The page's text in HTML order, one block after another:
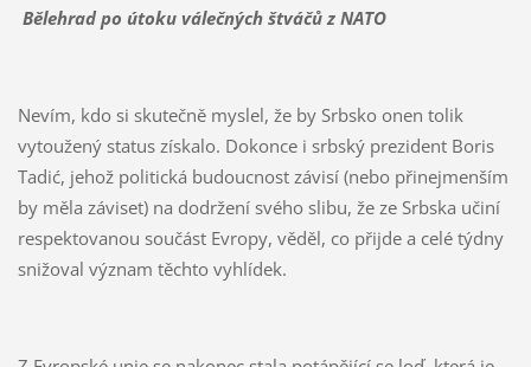
Bělehrad po útoku válečných štváčů z NATO
Nevím, kdo si skutečně myslel, že by Srbsko onen tolik
vytoužený status získalo. Dokonce i srbský prezident Boris
Tadić, jehož politická budoucnost závisí (nebo přinejmenším
by měla záviset) na dodržení svého slibu, že ze Srbska učiní
respektovanou součást Evropy, věděl, co přijde a celé týdny
snižoval význam těchto vyhlídek.